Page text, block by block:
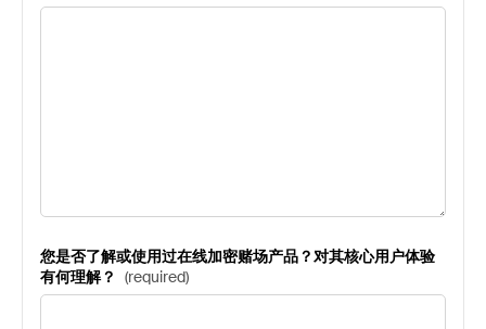
您是否了解或使用过在线加密赌场产品？对其核心用户体验
有何理解？
(required)